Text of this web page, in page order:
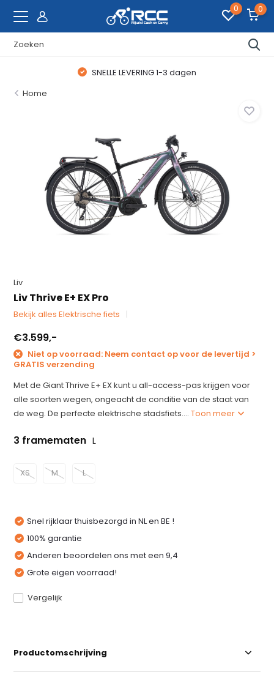
0 0
SNELLE LEVERING 1-3 dagen
Home
Liv
Liv Thrive E+ EX Pro
Bekijk alles Elektrische fiets
€3.599,-
Niet op voorraad: Neem contact op voor de levertijd >
GRATIS verzending
Met de Giant Thrive E+ EX kunt u all-access-pas krijgen voor
alle soorten wegen, ongeacht de conditie van de staat van
de weg. De perfecte elektrische stadsfiets....Toon meer
3 framematen L
XS M L
Snel rijklaar thuisbezorgd in NL en BE !
100% garantie
Anderen beoordelen ons met een 9,4
Grote eigen voorraad!
Vergelijk
Productomschrijving